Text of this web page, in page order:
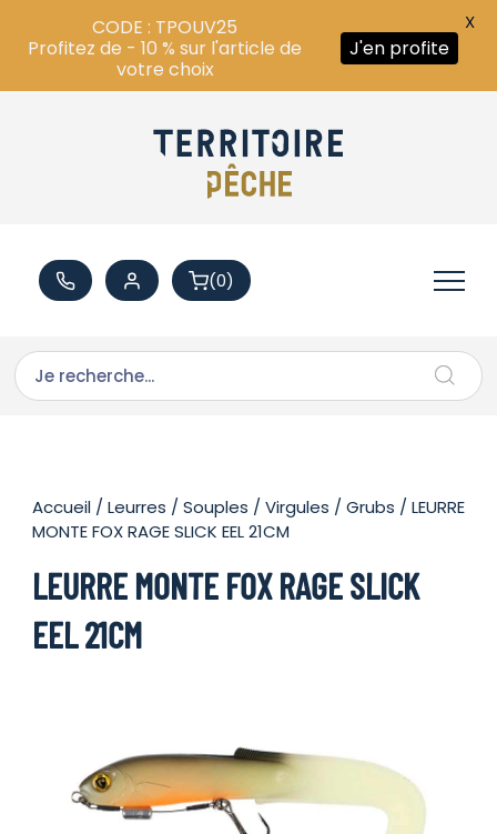
(0)
Accueil /Leurres /Souples /Virgules / Grubs / LEURRE
MONTE FOX RAGE SLICK EEL 21CM
LEURRE MONTE FOX RAGE SLICK
EEL 21CM
CODE : TPOUV25
Profitez de - 10 % sur l'article de
votre choix
J'en profite
X